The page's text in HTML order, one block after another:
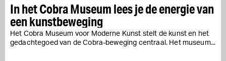
In het Cobra Museum lees je de energie van
een kunstbeweging
Het Cobra Museum voor Moderne Kunst stelt de kunst en het
gedachtegoed van de Cobra-beweging centraal. Het museum...